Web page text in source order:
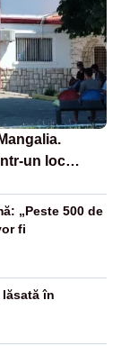
un loc
„Peste 500 de
fi
în